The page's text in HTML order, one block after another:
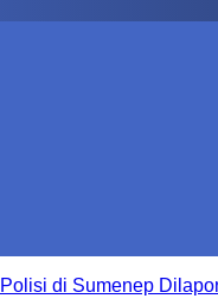
di Sumenep